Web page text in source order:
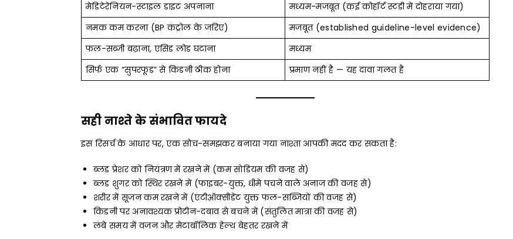
मेडिटेरेनियन-स्टाइल डाइट अपनाना
मध्यम-मजबूत (कई कोहॉर्ट स्टडी में दोहराया गया)
नमक कम करना (BP कंट्रोल के जरिए)
मजबूत (established guideline-level evidence)
फल-सब्जी बढ़ाना, एसिड लोड घटाना
मध्यम
सिर्फ एक “सुपरफूड” से किडनी ठीक होना
प्रमाण नहीं है — यह दावा गलत है
सही नाश्ते के संभावित फायदे
इस रिसर्च के आधार पर, एक सोच-समझकर बनाया गया नाश्ता आपकी मदद कर सकता है:
ब्लड प्रेशर को नियंत्रण में रखने में (कम सोडियम की वजह से)
ब्लड शुगर को स्थिर रखने में (फाइबर-युक्त, धीमे पचने वाले अनाज की वजह से)
शरीर में सूजन कम रखने में (एंटीऑक्सीडेंट युक्त फल-सब्जियों की वजह से)
किडनी पर अनावश्यक प्रोटीन-दबाव से बचने में (संतुलित मात्रा की वजह से)
लंबे समय में वजन और मेटाबॉलिक हेल्थ बेहतर रखने में